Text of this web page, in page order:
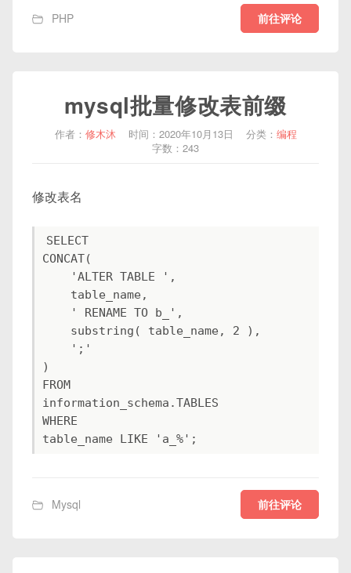
PHP 前往评论
mysql批量修改表前缀
作者： 修木沐 时间：2020年10月13日 分类： 编程
字数：243
修改表名
SELECT
CONCAT(
    'ALTER TABLE ',
    table_name,
    ' RENAME TO b_',
    substring( table_name, 2 ),
    ';'
)
FROM
information_schema.TABLES
WHERE
table_name LIKE 'a_%';
Mysql 前往评论